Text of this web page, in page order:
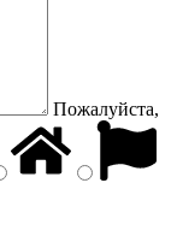
Пожалуйста,